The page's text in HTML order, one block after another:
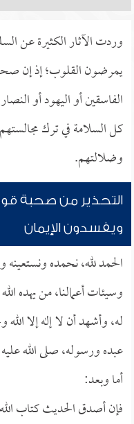
وردت الآثار الكثيرة عن
يمرضون القلوب؛ إذ إن
الفاسقين أو اليهود أو
كل السلامة في ترك
وضلالتهم.
التحذير من صحبة
ويفسدون الإيمان
الحمد لله، نحمده ونستعينه
وسيئات أعمالنا، من يهده
له، وأشهد أن لا إله إلا
عبده ورسوله، صلى الله
أما وبعد:
فإن أصدق الحديث كتاب